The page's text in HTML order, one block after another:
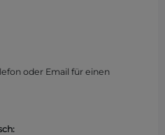
oder Email für einen